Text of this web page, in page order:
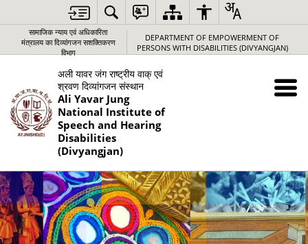
सामाजिक न्‍याय एवं अधिकारिता
मंत्रालय का दिव्यांगजन सशक्तिकरण
विभाग
DEPARTMENT OF EMPOWERMENT OF
PERSONS WITH DISABILITIES (DIVYANGJAN)
अली यावर जंग राष्‍ट्रीय वाक् एवं
श्रवण दिव्‍यांगजन संस्‍थान
Ali Yavar Jung
National Institute of
Speech and Hearing
Disabilities
(Divyangjan)